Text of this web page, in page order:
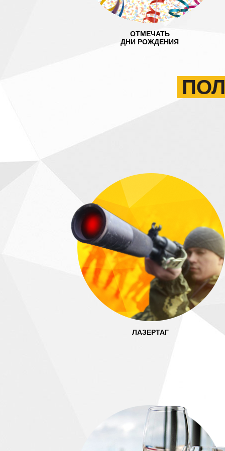
ОТМЕЧАТЬ
ДНИ РОЖДЕНИЯ
ЛАЗЕРТАГ